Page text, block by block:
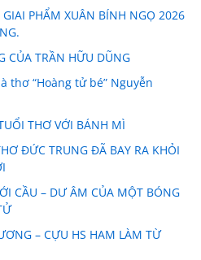
GIAI PHẨM XUÂN BÍNH NGỌ 2026
CỦA TRẦN HỮU DŨNG
thơ “Hoàng tử bé” Nguyễn
THƠ VỚI BÁNH MÌ
ĐỨC TRUNG ĐÃ BAY RA KHỎI
CẦU – DƯ ÂM CỦA MỘT BÓNG
– CỰU HS HAM LÀM TỪ